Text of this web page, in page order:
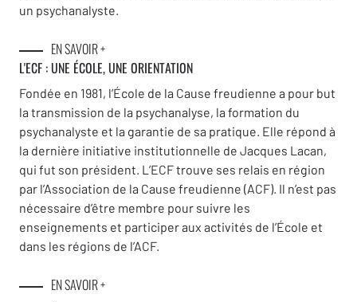
un psychanalyste.
EN SAVOIR +
L'ECF : UNE ÉCOLE, UNE ORIENTATION
Fondée en 1981, l’École de la Cause freudienne a pour but
la transmission de la psychanalyse, la formation du
psychanalyste et la garantie de sa pratique. Elle répond à
la dernière initiative institutionnelle de Jacques Lacan,
qui fut son président. L’ECF trouve ses relais en région
par l’Association de la Cause freudienne (ACF). Il n’est pas
nécessaire d’être membre pour suivre les
enseignements et participer aux activités de l’École et
dans les régions de l’ACF.
EN SAVOIR +